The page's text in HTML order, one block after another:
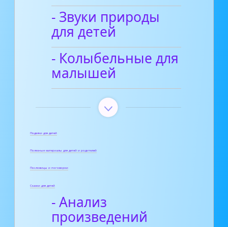
- Звуки природы
для детей
- Колыбельные для
малышей
Поделки для детей
Полезные материалы для детей и родителей
Пословицы и поговорки
Сказки для детей
- Анализ
произведений